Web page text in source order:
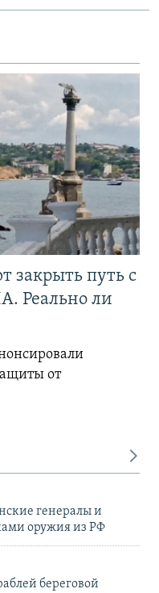
закрыть путь с
Реально ли
от
генералы и
оружия из РФ
береговой